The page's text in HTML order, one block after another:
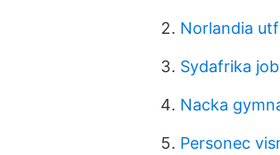
Norlandia
Sydafrika
Nacka
Personec